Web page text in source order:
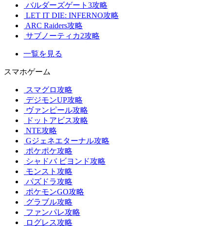
バルダーズゲート3攻略
LET IT DIE: INFERNO攻略
ARC Raiders攻略
サブノーティカ2攻略
一覧を見る
スマホゲーム
スマグロ攻略
デジモンUP攻略
ヴァンピール攻略
ドットアビス攻略
NTE攻略
Gジェネエターナル攻略
ポケポケ攻略
シャドバ ビヨンド攻略
モンスト攻略
パズドラ攻略
ポケモンGO攻略
グラブル攻略
ファンパレ攻略
ログレス攻略